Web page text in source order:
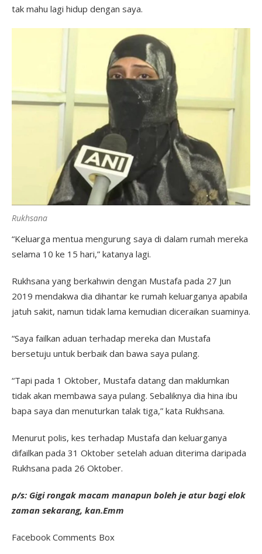
tak mahu lagi hidup dengan saya.
Rukhsana
“Keluarga mentua mengurung saya di dalam rumah mereka
selama 10 ke 15 hari,” katanya lagi.
Rukhsana yang berkahwin dengan Mustafa pada 27 Jun
2019 mendakwa dia dihantar ke rumah keluarganya apabila
jatuh sakit, namun tidak lama kemudian diceraikan suaminya.
“Saya failkan aduan terhadap mereka dan Mustafa
bersetuju untuk berbaik dan bawa saya pulang.
“Tapi pada 1 Oktober, Mustafa datang dan maklumkan
tidak akan membawa saya pulang. Sebaliknya dia hina ibu
bapa saya dan menuturkan talak tiga,” kata Rukhsana.
Menurut polis, kes terhadap Mustafa dan keluarganya
difailkan pada 31 Oktober setelah aduan diterima daripada
Rukhsana pada 26 Oktober.
p/s: Gigi rongak macam manapun boleh je atur bagi elok
zaman sekarang, kan.Emm
Facebook Comments Box